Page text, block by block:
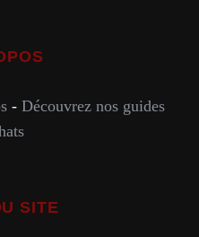
- Découvrez nos guides
SITE